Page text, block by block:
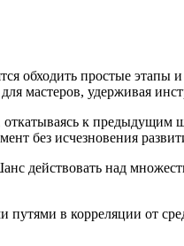
обходить простые этапы
мастеров, удерживая
откатываясь к предыдущим
без исчезновения
действовать над
в корреляции от